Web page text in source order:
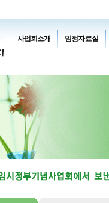
사업회소개 임정자료실